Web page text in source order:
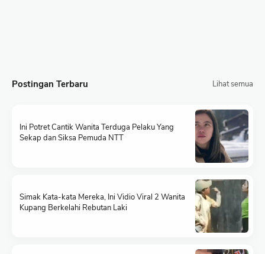
Postingan Terbaru Lihat semua
Ini Potret Cantik Wanita Terduga Pelaku Yang
Sekap dan Siksa Pemuda NTT
Simak Kata-kata Mereka, Ini Vidio Viral 2 Wanita
Kupang Berkelahi Rebutan Laki